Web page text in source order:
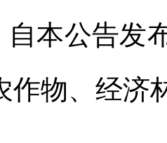
自本公告
作物、经济